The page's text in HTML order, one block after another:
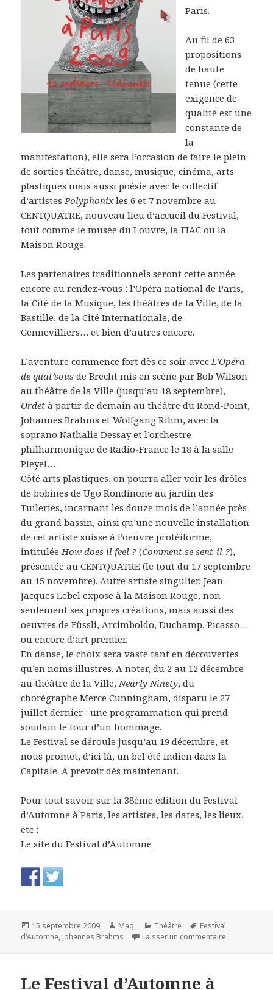
Paris.
Au fil de 63
propositions
de haute
tenue (cette
exigence de
qualité est une
constante de
la
manifestation), elle sera l’occasion de faire le plein
de sorties théâtre, danse, musique, cinéma, arts
plastiques mais aussi poésie avec le collectif
d’artistes Polyphonixles 6 et 7 novembre au
CENTQUATRE, nouveau lieu d’accueil du Festival,
tout comme le musée du Louvre, la FIAC ou la
Maison Rouge.
Les partenaires traditionnels seront cette année
encore au rendez-vous : l’Opéra national de Paris,
la Cité de la Musique, les théâtres de la Ville, de la
Bastille, de la Cité Internationale, de
Gennevilliers… et bien d’autres encore.
L’aventure commence fort dès ce soir avec L’Opéra
de quat’sous de Brecht mis en scène par Bob Wilson
au théâtre de la Ville (jusqu’au 18 septembre),
Ordet à partir de demain au théâtre du Rond-Point,
Johannes Brahms et Wolfgang Rihm, avec la
soprano Nathalie Dessay et l’orchestre
philharmonique de Radio-France le 18 à la salle
Pleyel…
Côté arts plastiques, on pourra aller voir les drôles
de bobines de Ugo Rondinone au jardin des
Tuileries, incarnant les douze mois de l’année près
du grand bassin, ainsi qu’une nouvelle installation
de cet artiste suisse à l’oeuvre protéiforme,
intitulée How does il feel ? (Comment se sent-il ?),
présentée au CENTQUATRE (le tout du 17 septembre
au 15 novembre). Autre artiste singulier, Jean-
Jacques Lebel expose à la Maison Rouge, non
seulement ses propres créations, mais aussi des
oeuvres de Füssli, Arcimboldo, Duchamp, Picasso…
ou encore d’art premier.
En danse, le choix sera vaste tant en découvertes
qu’en noms illustres. A noter, du 2 au 12 décembre
au théâtre de la Ville, Nearly Ninety, du
chorégraphe Merce Cunningham, disparu le 27
juillet dernier : une programmation qui prend
soudain le tour d’un hommage.
Le Festival se déroule jusqu’au 19 décembre, et
nous promet, d’ici là, un bel été indien dans la
Capitale. A prévoir dès maintenant.
Pour tout savoir sur la 38ème édition du Festival
d’Automne à Paris, les artistes, les dates, les lieux,
etc :
Le site du Festival d’Automne
Publié
le
15 septembre 2009 Auteur
Mag. Catégories
Théâtre
Mots-
clés
Festival
d'Automne, Johannes Brahms Laisser un commentaire
Le Festival d’Automne à